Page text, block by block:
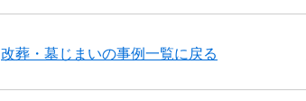
改葬・墓じまいの事例一覧に戻る